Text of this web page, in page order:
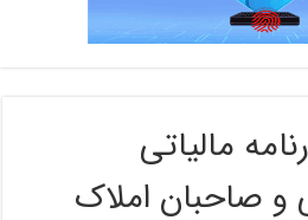
مالیاتی
صاحبان املاک